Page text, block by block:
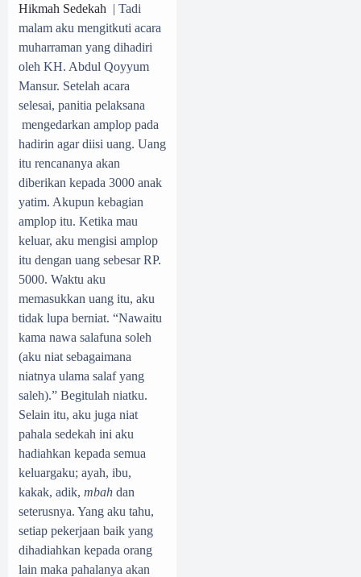
Hikmah Sedekah | Tadi
malam aku mengitkuti acara
muharraman yang dihadiri
oleh KH. Abdul Qoyyum
Mansur. Setelah acara
selesai, panitia pelaksana
mengedarkan amplop pada
hadirin agar diisi uang. Uang
itu rencananya akan
diberikan kepada 3000 anak
yatim. Akupun kebagian
amplop itu. Ketika mau
keluar, aku mengisi amplop
itu dengan uang sebesar RP.
5000. Waktu aku
memasukkan uang itu, aku
tidak lupa berniat. “Nawaitu
kama nawa salafuna soleh
(aku niat sebagaimana
niatnya ulama salaf yang
saleh).” Begitulah niatku.
Selain itu, aku juga niat
pahala sedekah ini aku
hadiahkan kepada semua
keluargaku; ayah, ibu,
kakak, adik, mbah dan
seterusnya. Yang aku tahu,
setiap pekerjaan baik yang
dihadiahkan kepada orang
lain maka pahalanya akan